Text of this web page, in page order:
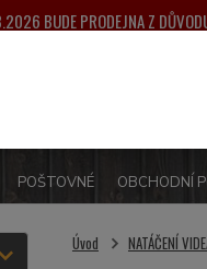
BUDE PRODEJNA Z
POŠTOVNÉ OBCHODNÍ
Úvod NATÁČENÍ